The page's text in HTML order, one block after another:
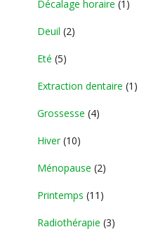
Décalage horaire (1)
Deuil (2)
Eté (5)
Extraction dentaire (1)
Grossesse (4)
Hiver(10)
Ménopause (2)
Printemps (11)
Radiothérapie (3)